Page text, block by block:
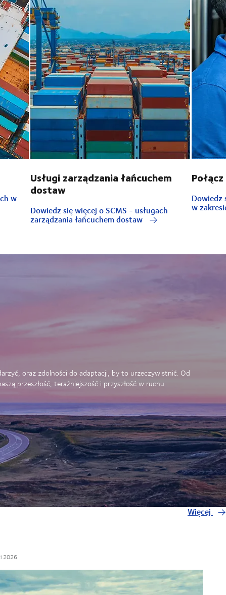
w
Usługi zarządzania łańcuchem
dostaw
Dowiedz się więcej o SCMS - usługach
zarządzania łańcuchem dostaw
Dowiedz
w
oraz zdolności do adaptacji, by to urzeczywistnić. Od
przeszłość, teraźniejszość i przyszłość w ruchu.
Więcej
2026